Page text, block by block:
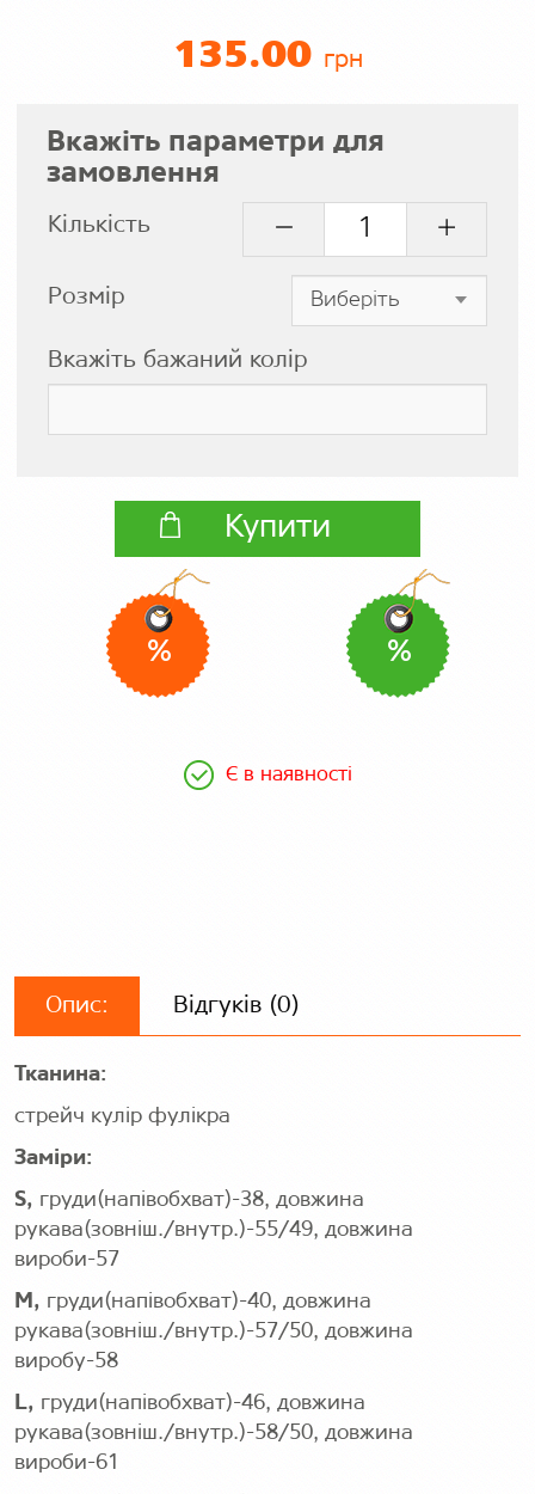
135.00 грн
Вкажіть параметри для
замовлення
Кількість
Розмір
Вкажіть бажаний колір
Купити
% %
Є в наявності
Опис: Відгуків (0)
Тканина:
стрейч кулір фулікра
Заміри:
S, груди(напівобхват)-38, довжина
рукава(зовніш./внутр.)-55/49, довжина
вироби-57
M, груди(напівобхват)-40, довжина
рукава(зовніш./внутр.)-57/50, довжина
виробу-58
L, груди(напівобхват)-46, довжина
рукава(зовніш./внутр.)-58/50, довжина
вироби-61